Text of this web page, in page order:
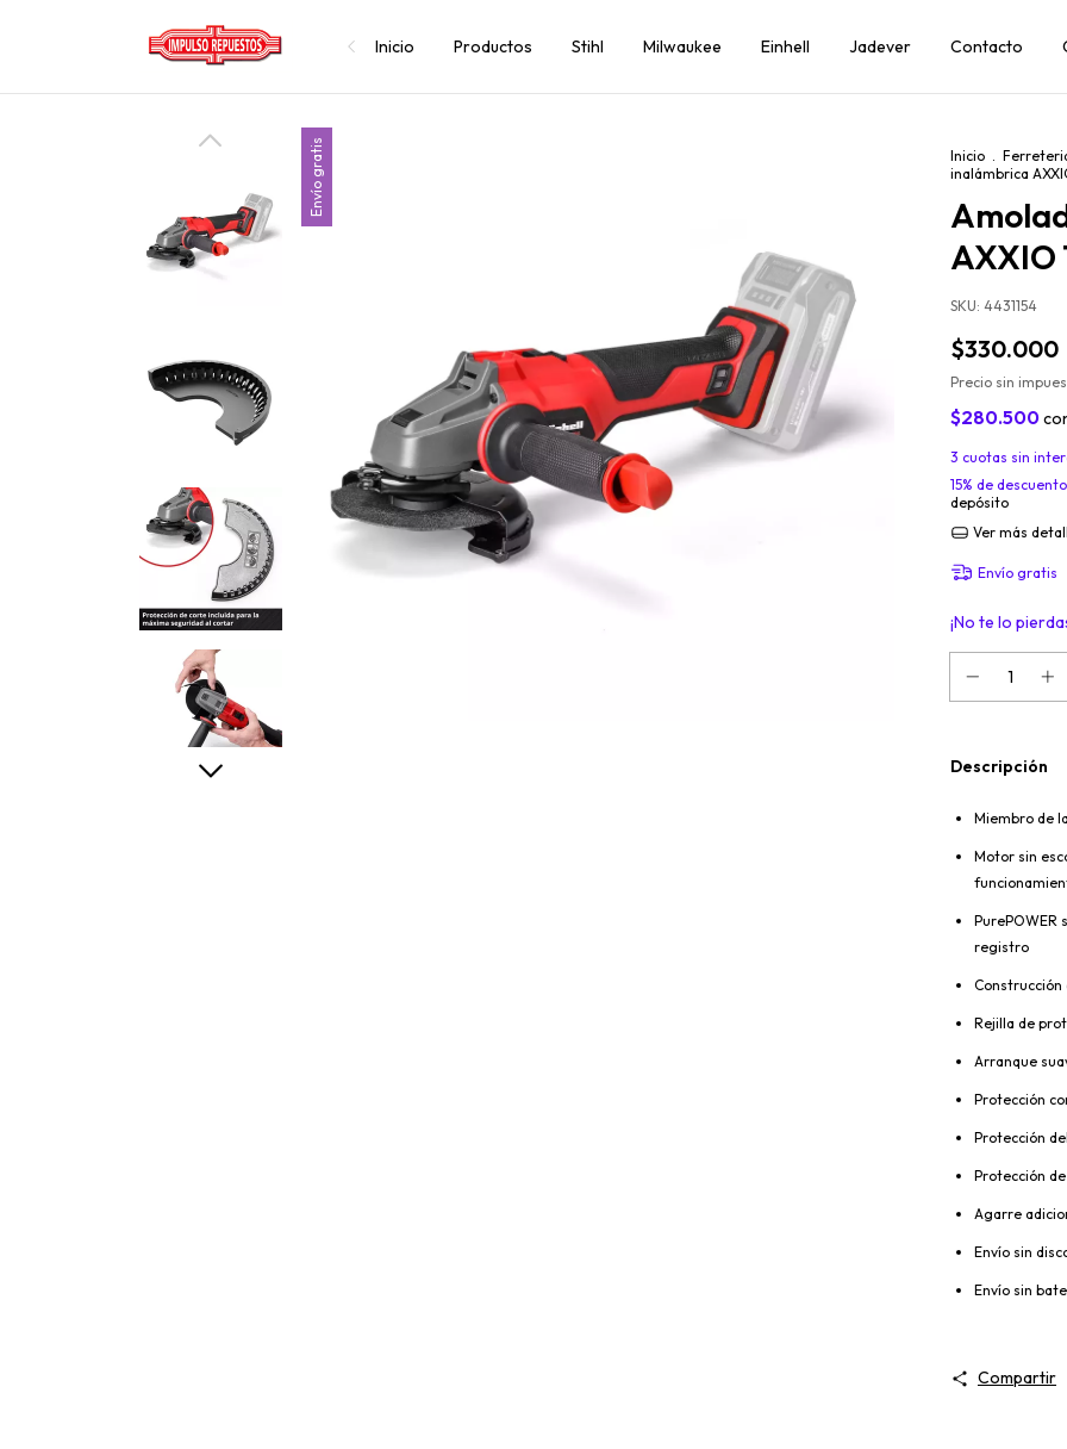
Inicio Productos Stihl Milwaukee Einhell Jadever Contacto
Envío gratis Inicio .
inalámbrica
AXXIO
SKU: 4431154
$330.000
Precio sin
$280.500
3 cuotas sin
15% de descuento
depósito
Ver más
Envío gratis
¡No te lo
Descripción
Miembro de
Motor sin
PurePOWER
registro
Construcción
Rejilla de
Arranque
Protección
Protección
Protección
Agarre
Envío sin
Envío sin
Compartir